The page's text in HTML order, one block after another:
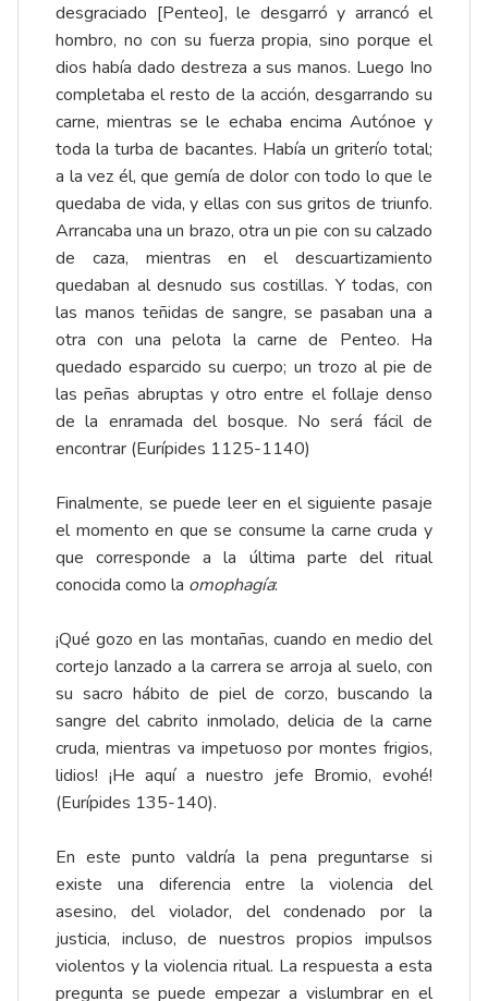
desgraciado [Penteo], le desgarró y arrancó el
hombro, no con su fuerza propia, sino porque el
dios había dado destreza a sus manos. Luego Ino
completaba el resto de la acción, desgarrando su
carne, mientras se le echaba encima Autónoe y
toda la turba de bacantes. Había un griterío total;
a la vez él, que gemía de dolor con todo lo que le
quedaba de vida, y ellas con sus gritos de triunfo.
Arrancaba una un brazo, otra un pie con su calzado
de caza, mientras en el descuartizamiento
quedaban al desnudo sus costillas. Y todas, con
las manos teñidas de sangre, se pasaban una a
otra con una pelota la carne de Penteo. Ha
quedado esparcido su cuerpo; un trozo al pie de
las peñas abruptas y otro entre el follaje denso
de la enramada del bosque. No será fácil de
encontrar (Eurípides 1125-1140)
Finalmente, se puede leer en el siguiente pasaje
el momento en que se consume la carne cruda y
que corresponde a la última parte del ritual
conocida como la omophagía:
¡Qué gozo en las montañas, cuando en medio del
cortejo lanzado a la carrera se arroja al suelo, con
su sacro hábito de piel de corzo, buscando la
sangre del cabrito inmolado, delicia de la carne
cruda, mientras va impetuoso por montes frigios,
lidios! ¡He aquí a nuestro jefe Bromio, evohé!
(Eurípides 135-140).
En este punto valdría la pena preguntarse si
existe una diferencia entre la violencia del
asesino, del violador, del condenado por la
justicia, incluso, de nuestros propios impulsos
violentos y la violencia ritual. La respuesta a esta
pregunta se puede empezar a vislumbrar en el